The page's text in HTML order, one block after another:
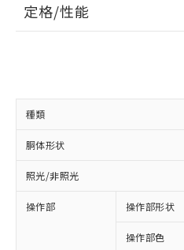
定格/性能
種類
胴体形状
照光/非照光
操作部 操作部形状
操作部色